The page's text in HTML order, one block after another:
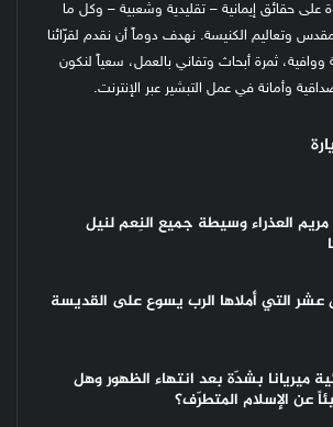
على حقائق إيمانية – تقليدية وشعبية – وكل ما
وتعاليم الكنيسة. نهدف دوماً أن نقدم لقرّائنا
ووافية، ثمرة أبحاث وتفاني بالعمل، سعياً لنكون
وأمانة في عمل التبشير عبر الإنترنت.
العذراء وسيطة جميع النِعم لنيل
عشر التي أملاها الرب يسوع على القديسة
ميريانا بشدّة بعد انتهاء الظهور وهل
عن الإسلام المتطرّف؟